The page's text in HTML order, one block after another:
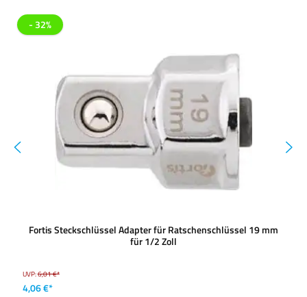
- 32%
Fortis Steckschlüssel Adapter für Ratschenschlüssel 19 mm
für 1/2 Zoll
UVP:6,01 €*
4,06 €*